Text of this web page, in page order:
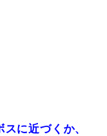
に近づくか、